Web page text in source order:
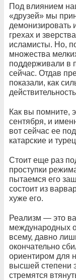
Под влиянием
«друзей» мы
демонизировать
грехах и
исламисты. Но,
множества
поддерживали в
сейчас. Отдав
показали, как
Как вы помните,
сентября, и
вот сейчас ее
катарские и
Стоит еще раз
проступки
пытаемся его
состоит из
хуже его.
Реализм — это
международных
всему, давно
окончательно
ориентиром для
высшей степени
стремятся